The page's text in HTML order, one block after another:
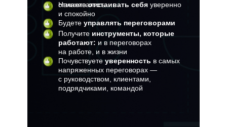
отмахивались
Начнетеотстаивать себя уверенно
и спокойно
Будете управлять переговорами
Получите инструменты, которые
работают: и в переговорах
на работе, и в жизни
Почувствуете уверенность в самых
напряженных переговорах —
с руководством, клиентами,
подрядчиками, командой